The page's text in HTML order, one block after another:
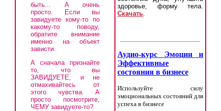
быть... А очень
просто. Если вы
завидуете кому-то по
какому-то поводу,
обратите внимание
именно на объект
зависти.
А сначала признайте
то, что вы
ЗАВИДУЕТЕ, и не
отмахивайтесь от
этого чувства. А
просто посмотрите,
ЧЕМУ завидуете-то?
здоровье, форму тела.
Скачать.
Аудио-курс Эмоции и
Эффективные
состояния в бизнесе
Используйте силу
эмоциональных состояний для
успеха в бизнесе